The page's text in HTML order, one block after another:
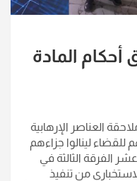
المادة
العناصر الإرهابية
لينالوا جزاءهم
الفرقة الثالثة في
من تنفيذ